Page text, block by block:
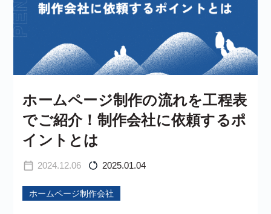
2024.12.06 2025.01.04
ホームページ制作会社
ホームページ制作の流れを工程表
でご紹介！制作会社に依頼するポ
イントとは